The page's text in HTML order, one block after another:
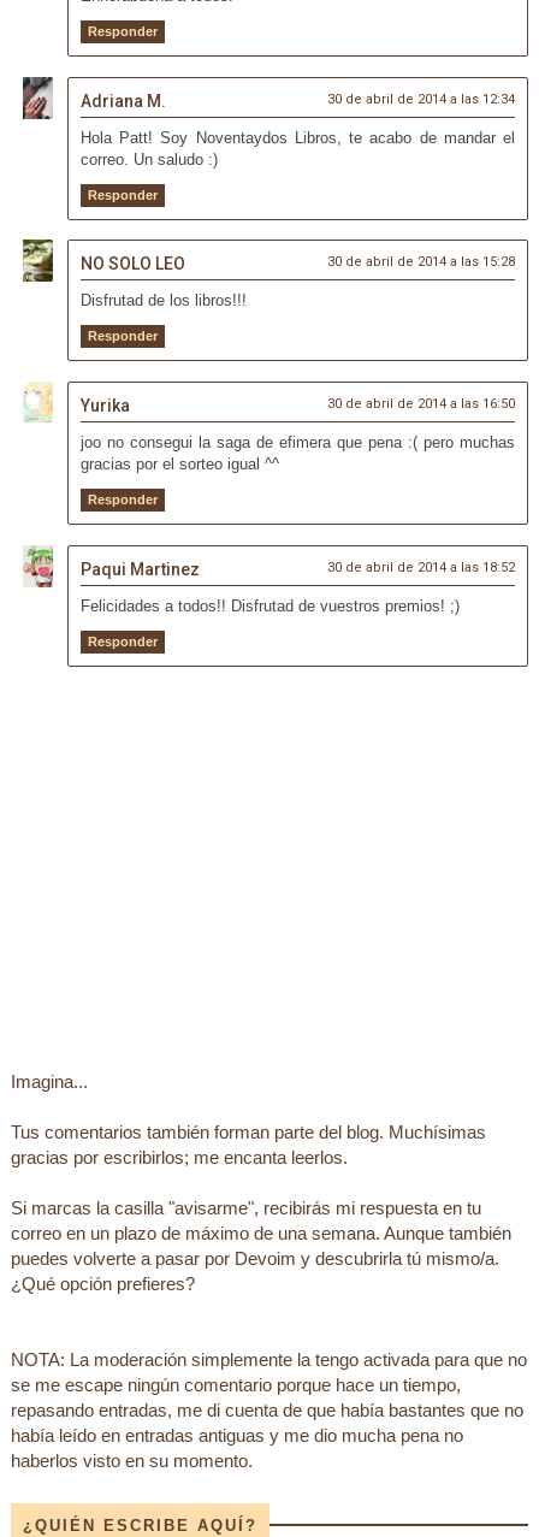
Responder
Adriana M. 30 de abril de 2014 a las 12:34
Hola Patt! Soy Noventaydos Libros, te acabo de mandar el
correo. Un saludo :)
Responder
NO SOLO LEO 30 de abril de 2014 a las 15:28
Disfrutad de los libros!!!
Responder
Yurika 30 de abril de 2014 a las 16:50
joo no consegui la saga de efimera que pena :( pero muchas
gracias por el sorteo igual ^^
Responder
Paqui Martinez 30 de abril de 2014 a las 18:52
Felicidades a todos!! Disfrutad de vuestros premios! ;)
Responder
Imagina...
Tus comentarios también forman parte del blog. Muchísimas
gracias por escribirlos; me encanta leerlos.
Si marcas la casilla "avisarme", recibirás mi respuesta en tu
correo en un plazo de máximo de una semana. Aunque también
puedes volverte a pasar por Devoim y descubrirla tú mismo/a.
¿Qué opción prefieres?
NOTA: La moderación simplemente la tengo activada para que no
se me escape ningún comentario porque hace un tiempo,
repasando entradas, me di cuenta de que había bastantes que no
había leído en entradas antiguas y me dio mucha pena no
haberlos visto en su momento.
¿QUIÉN ESCRIBE AQUÍ?